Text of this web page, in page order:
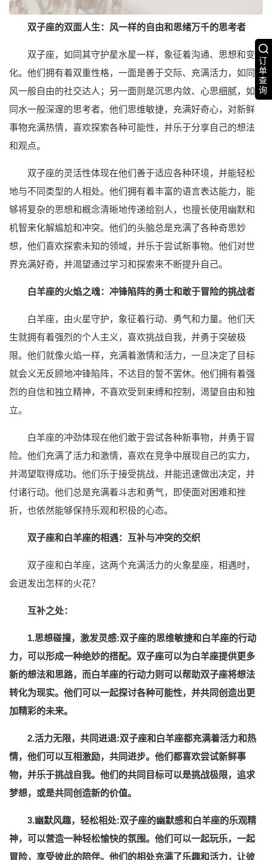
订
单
查
询
双子座的双面人生：风一样的自由和思绪万千的思考者
双子座，如同其守护星水星一样，象征着沟通、思想和变
化。他们拥有着双重性格，一面是善于交际、充满活力，如同
风一般自由的社交达人；另一面则是沉思内敛、心思细腻，如
同水一般深邃的思考者。他们思维敏捷，充满好奇心，对新鲜
事物充满热情，喜欢探索各种可能性，并乐于分享自己的想法
和观点。
双子座的灵活性体现在他们善于适应各种环境，并能轻松
地与不同类型的人相处。他们拥有着丰富的语言表达能力，能
够将复杂的思想和概念清晰地传递给别人，也擅长使用幽默和
机智来化解尴尬和冲突。他们的头脑总是充满了各种奇思妙
想，他们喜欢探索未知的领域，并乐于尝试新事物。他们对世
界充满好奇，并渴望通过学习和探索来不断提升自己。
白羊座的火焰之魂：冲锋陷阵的勇士和敢于冒险的挑战者
白羊座，由火星守护，象征着行动、勇气和力量。他们天
生就拥有着强烈的个人主义，喜欢挑战自我，并勇于突破极
限。他们就像火焰一样，充满着激情和活力，一旦决定了目标
就会义无反顾地冲锋陷阵，不达目的誓不罢休。他们拥有着强
烈的自信和独立精神，不喜欢受到束缚和控制，渴望自由和独
立。
白羊座的冲劲体现在他们敢于尝试各种新事物，并勇于冒
险。他们充满了活力和激情，喜欢在竞争中展现自己的实力，
并渴望取得成功。他们乐于接受挑战，并能迅速做出决定，并
付诸行动。他们总是充满着斗志和勇气，即使面对困难和挫
折，也依然能够保持乐观和积极的心态。
双子座和白羊座的相遇：互补与冲突的交织
双子座和白羊座，这两个充满活力的火象星座，相遇时，
会迸发出怎样的火花？
互补之处：
1.思想碰撞，激发灵感:双子座的思维敏捷和白羊座的行动
力，可以形成一种绝妙的搭配。双子座可以为白羊座提供更多
新的想法和思路，而白羊座的行动力则可以帮助双子座将想法
转化为现实。他们可以一起探讨各种可能性，并共同创造出更
加精彩的未来。
2.活力无限，共同进退:双子座和白羊座都充满着活力和热
情，他们可以互相激励，共同进步。他们都喜欢尝试新鲜事
物，并乐于挑战自我。他们的共同目标可以是挑战极限，追求
梦想，或是共同创造新的价值。
3.幽默风趣，轻松相处:双子座的幽默感和白羊座的乐观精
神，可以营造一种轻松愉快的氛围。他们可以一起玩乐，一起
冒险，享受彼此的陪伴。他们的相处充满了乐趣和活力，让彼